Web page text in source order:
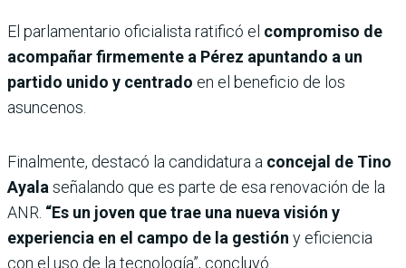
El parlamentario oficialista ratificó el compromiso de
acompañar firmemente a Pérez apuntando a un
partido unido y centrado en el beneficio de los
asuncenos.
Finalmente, destacó la candidatura a concejal de Tino
Ayala señalando que es parte de esa renovación de la
ANR. “Es un joven que trae una nueva visión y
experiencia en el campo de la gestión y eficiencia
con el uso de la tecnología”, concluyó.